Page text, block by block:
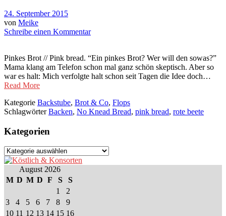
24. September 2015
von Meike
Schreibe einen Kommentar
Pinkes Brot // Pink bread. “Ein pinkes Brot? Wer will den sowas?”
Mama klang am Telefon schon mal ganz schön skeptisch. Aber so
war es halt: Mich verfolgte halt schon seit Tagen die Idee doch…
Read More
Kategorie Backstube, Brot & Co, Flops
SchlagwörterBacken, No Knead Bread, pink bread, rote beete
Kategorien
Kategorien
August 2026
M D M D F S
S
1
2
3
4 5 6 7 8
9
10 11 12 13 14 15 16